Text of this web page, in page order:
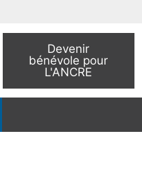
Devenir
bénévole pour
L'ANCRE